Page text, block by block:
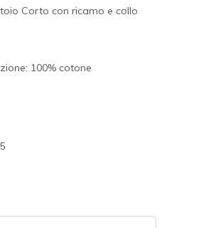
Corto con ricamo e collo
100% cotone